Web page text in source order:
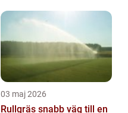
03 maj 2026
Rullgräs snabb väg till en